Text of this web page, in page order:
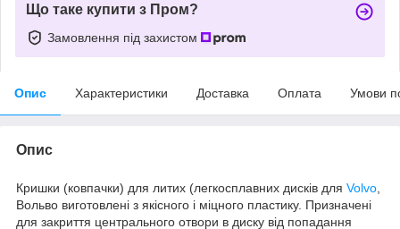
Що таке купити з Пром?
Замовлення під захистом
Опис Характеристики Доставка Оплата Умови
Опис
Кришки (ковпачки) для литих (легкосплавних дисків для Volvo
Вольво виготовлені з якісного і міцного пластику. Призначені
для закриття центрального отвори в диску від попадання